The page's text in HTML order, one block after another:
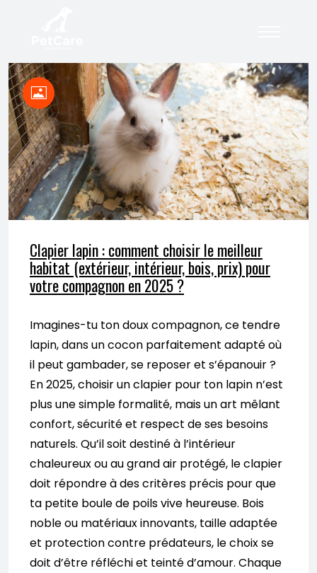
Clapier lapin : comment choisir le meilleur
habitat (extérieur, intérieur, bois, prix) pour
votre compagnon en 2025 ?
Imagines-tu ton doux compagnon, ce tendre
lapin, dans un cocon parfaitement adapté où
il peut gambader, se reposer et s’épanouir ?
En 2025, choisir un clapier pour ton lapin n’est
plus une simple formalité, mais un art mêlant
confort, sécurité et respect de ses besoins
naturels. Qu’il soit destiné à l’intérieur
chaleureux ou au grand air protégé, le clapier
doit répondre à des critères précis pour que
ta petite boule de poils vive heureuse. Bois
noble ou matériaux innovants, taille adaptée
et protection contre prédateurs, le choix se
doit d’être réfléchi et teinté d’amour. Chaque